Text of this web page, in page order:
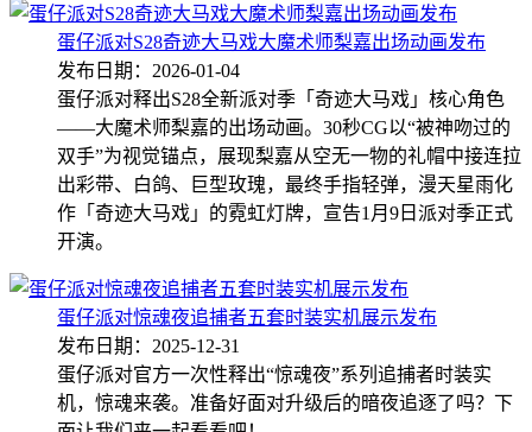
蛋仔派对S28奇迹大马戏大魔术师梨嘉出场动画发布
发布日期：2026-01-04
蛋仔派对释出S28全新派对季「奇迹大马戏」核心角色
——大魔术师梨嘉的出场动画。30秒CG以“被神吻过的
双手”为视觉锚点，展现梨嘉从空无一物的礼帽中接连拉
出彩带、白鸽、巨型玫瑰，最终手指轻弹，漫天星雨化
作「奇迹大马戏」的霓虹灯牌，宣告1月9日派对季正式
开演。
蛋仔派对惊魂夜追捕者五套时装实机展示发布
发布日期：2025-12-31
蛋仔派对官方一次性释出“惊魂夜”系列追捕者时装实
机，惊魂来袭。准备好面对升级后的暗夜追逐了吗？下